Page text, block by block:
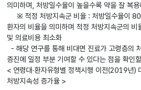
의미하며, 처방일수율이 높을수록 약을 잘 복
※ 적정 처방지속군 비율 : 처방일수율이
환자의 비율을 의미하며 적정 처방지속군의 비
및 의료비용 최소화
- 해당 연구를 통해 비대면 진료가 고령층의
증진에 일정 부분 기여할 수 있다는 점을 확인
< 연령대·환자유형별 정책시행 이전(2019년)
처방지속성 증가율 >